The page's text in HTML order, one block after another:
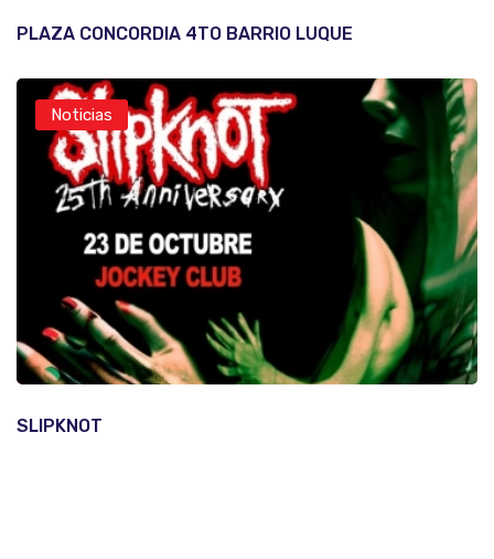
PLAZA CONCORDIA 4TO BARRIO LUQUE
Noticias
SLIPKNOT